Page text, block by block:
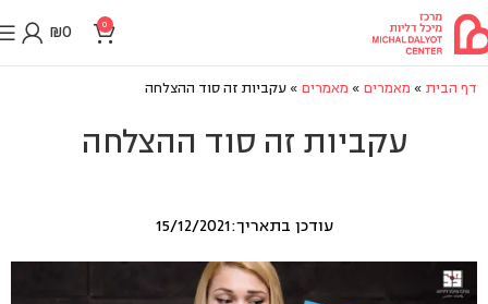
0
₪0
דף הבית » מאמרים » מאמרים »עקביות זה סוד ההצלחה
עקביות זה סוד ההצלחה
עודכן בתאריך:15/12/2021